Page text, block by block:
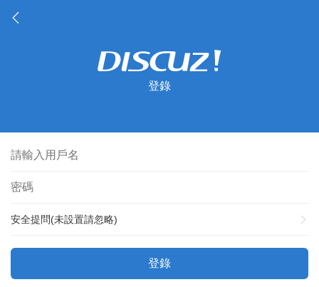
登錄
安全提問(未設置請忽略)
登錄